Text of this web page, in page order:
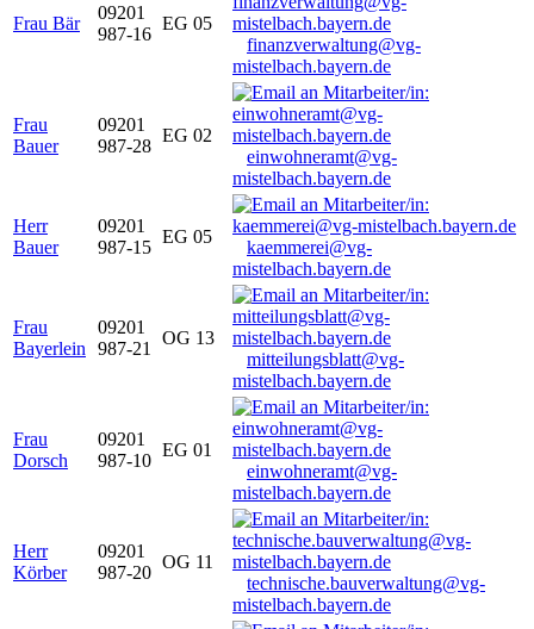
Frau Bär
09201
987-16
EG 05
finanzverwaltung@vg-
mistelbach.bayern.de
Frau
Bauer
09201
987-28
EG 02
einwohneramt@vg-
mistelbach.bayern.de
Herr
Bauer
09201
987-15
EG 05
kaemmerei@vg-
mistelbach.bayern.de
Frau
Bayerlein
09201
987-21
OG 13
mitteilungsblatt@vg-
mistelbach.bayern.de
Frau
Dorsch
09201
987-10
EG 01
einwohneramt@vg-
mistelbach.bayern.de
Herr
Körber
09201
987-20
OG 11
technische.bauverwaltung@vg-
mistelbach.bayern.de